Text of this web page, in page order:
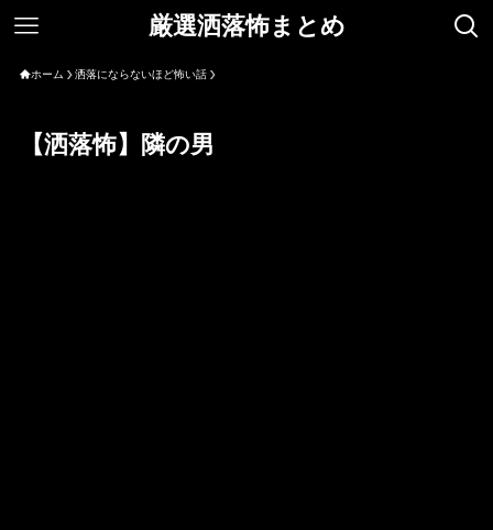
厳選洒落怖まとめ
ホーム 洒落にならないほど怖い話
【洒落怖】隣の男